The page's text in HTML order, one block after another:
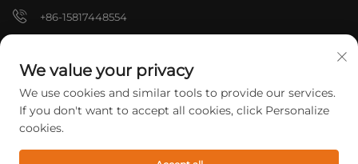
+86-15817448554
Kopiereg © 2026 Shenzhen Yarrae Technology Co., Ltd. Beijing Alle
regte voorbehou. Privatheidbeleid
We value your privacy
We use cookies and similar tools to provide our services.
If you don't want to accept all cookies, click Personalize
cookies.